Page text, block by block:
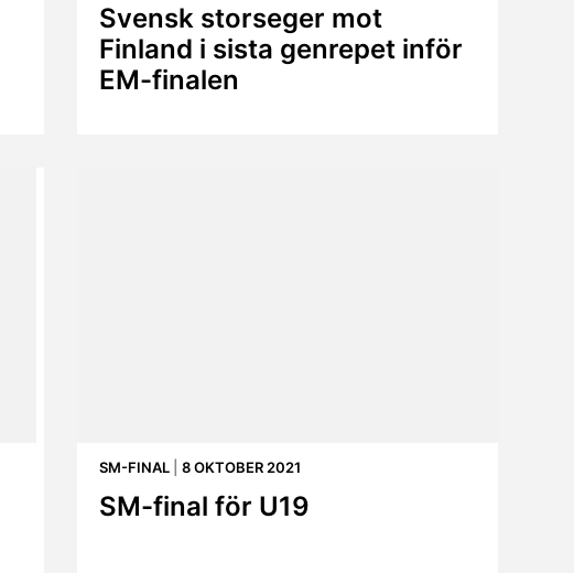
Svensk storseger mot
Finland i sista genrepet inför
EM-finalen
SM-FINAL 8 OKTOBER 2021
SM-final för U19